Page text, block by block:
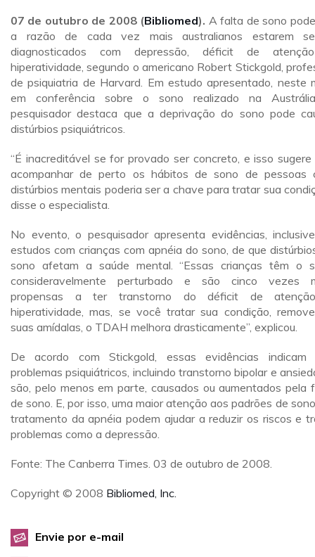
07 de outubro de 2008 (Bibliomed). A falta de sono
a razão de cada vez mais australianos estarem
diagnosticados com depressão, déficit de
hiperatividade, segundo o americano Robert Stickgold,
de psiquiatria de Harvard. Em estudo apresentado, neste
em conferência sobre o sono realizado na
pesquisador destaca que a deprivação do sono pode
distúrbios psiquiátricos.
“É inacreditável se for provado ser concreto, e isso sugere
acompanhar de perto os hábitos de sono de pessoas
distúrbios mentais poderia ser a chave para tratar sua
disse o especialista.
No evento, o pesquisador apresenta evidências,
estudos com crianças com apnéia do sono, de que
sono afetam a saúde mental. “Essas crianças têm o
consideravelmente perturbado e são cinco vezes
propensas a ter transtorno do déficit de
hiperatividade, mas, se você tratar sua condição,
suas amídalas, o TDAH melhora drasticamente”, explicou.
De acordo com Stickgold, essas evidências indicam
problemas psiquiátricos, incluindo transtorno bipolar e
são, pelo menos em parte, causados ou aumentados pela
de sono. E, por isso, uma maior atenção aos padrões de
tratamento da apnéia podem ajudar a reduzir os riscos e
problemas como a depressão.
Fonte: The Canberra Times. 03 de outubro de 2008.
Copyright © 2008 Bibliomed, Inc.
Envie por e-mail